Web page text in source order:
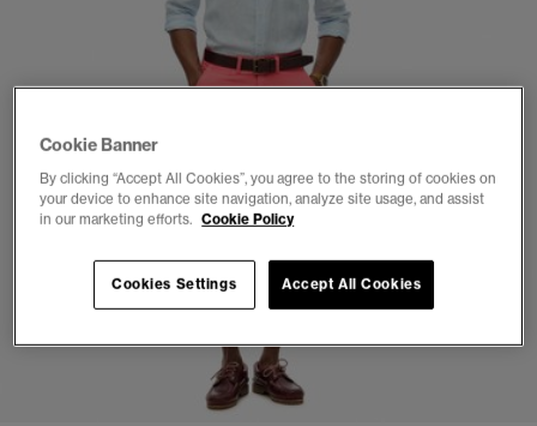
1 2 3 4 5
Cookie Banner
By clicking “Accept All Cookies”, you agree to the storing of cookies on
your device to enhance site navigation, analyze site usage, and assist
in our marketing efforts. Cookie Policy
Cookies Settings Accept All Cookies